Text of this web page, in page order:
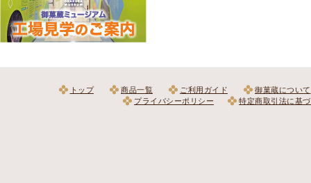
トップ 商品一覧 ご利用ガイド
御菓蔵について
プライバシーポリシー
特定商取引法に基